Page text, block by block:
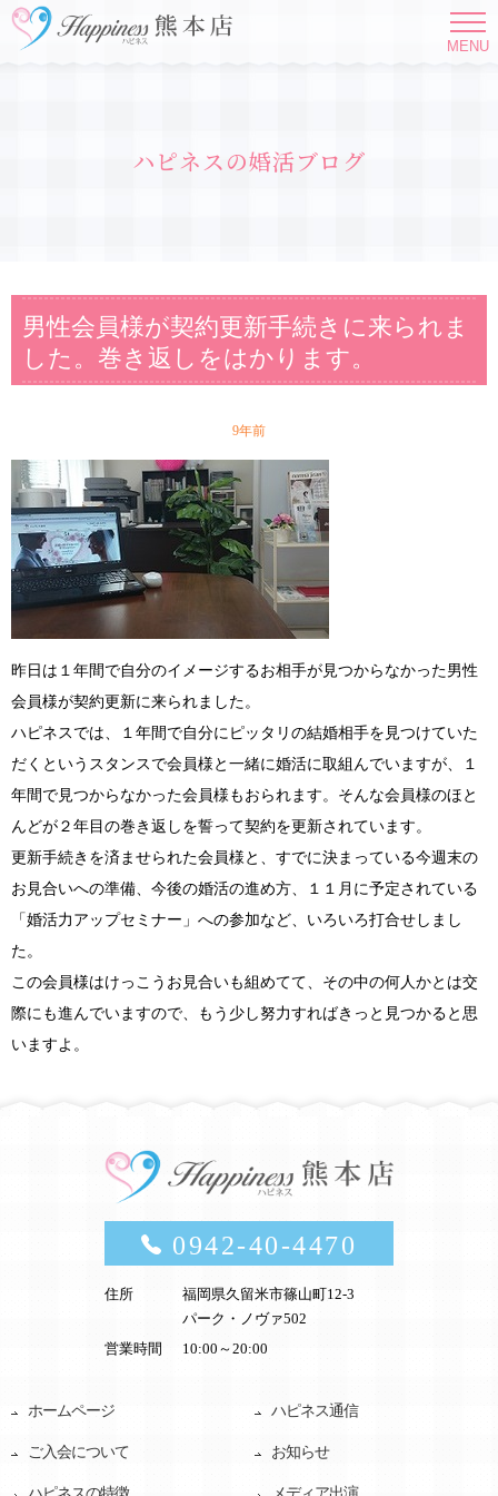
MENU
ハピネスの婚活ブログ
男性会員様が契約更新手続きに来られま
した。巻き返しをはかります。
9年前
昨日は１年間で自分のイメージするお相手が見つからなかった男性
会員様が契約更新に来られました。
ハピネスでは、１年間で自分にピッタリの結婚相手を見つけていた
だくというスタンスで会員様と一緒に婚活に取組んでいますが、１
年間で見つからなかった会員様もおられます。そんな会員様のほと
んどが２年目の巻き返しを誓って契約を更新されています。
更新手続きを済ませられた会員様と、すでに決まっている今週末の
お見合いへの準備、今後の婚活の進め方、１１月に予定されている
「婚活力アップセミナー」への参加など、いろいろ打合せしまし
た。
この会員様はけっこうお見合いも組めてて、その中の何人かとは交
際にも進んでいますので、もう少し努力すればきっと見つかると思
いますよ。
0942-40-4470
住所
福岡県久留米市篠山町12-3
パーク・ノヴァ502
営業時間
10:00～20:00
ホームページ
ご入会について
ハピネス通信
お知らせ